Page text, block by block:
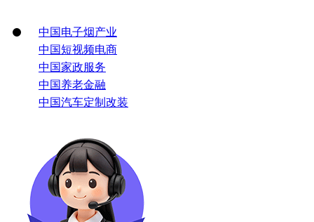
中国电子烟产业
中国短视频电商
中国家政服务
中国养老金融
中国汽车定制改装